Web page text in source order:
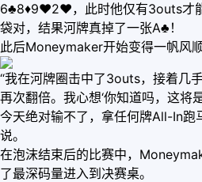
6♣8♦9♥2♥，此时他仅有3outs才
袋对，结果河牌真掉了一张A♣！
此后Moneymaker开始变得一帆风顺
“我在河牌圈击中了3outs，接着几
再次翻倍。我心想‘你知道吗，这将
今天绝对输不了，拿任何牌All-In跑
说。
在泡沫结束后的比赛中，
了最深码量进入到决赛桌。